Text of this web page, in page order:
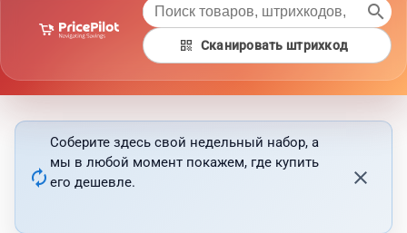
search
qr_code Сканировать штрихкод
autorenew
Соберите здесь свой недельный набор, а
мы в любой момент покажем, где купить
его дешевле.
close